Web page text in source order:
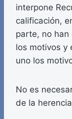
interpone
calificación,
parte, no
los motivos y
uno los
No es
de la